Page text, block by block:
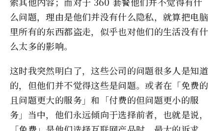
么问题，理由是他们并没有什么隐私，就算把电脑
里所有的东西都盗走，似乎也对他们的生活没有什
么太多的影响。
这时我突然明白了，这些公司的问题很多人是知道
的，但他们并不觉得这些是问题。或者在「免费的
且问题更大的服务」和「付费的但问题更小的服
务」当中，他们永远倾向于选择前者，也就是说，